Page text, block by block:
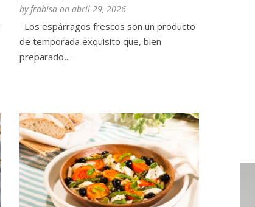
byfrabisa on abril 29, 2026
Los espárragos frescos son un producto
de temporada exquisito que, bien
preparado,...